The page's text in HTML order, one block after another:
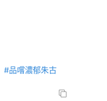
#品嚐濃郁朱古